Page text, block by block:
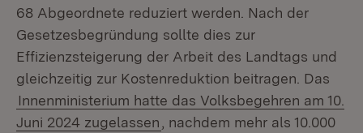
68 Abgeordnete reduziert werden. Nach der
Gesetzesbegründung sollte dies zur
Effizienzsteigerung der Arbeit des Landtags und
gleichzeitig zur Kostenreduktion beitragen. Das
Innenministerium hatte das Volksbegehren am 10.
Juni 2024 zugelassen
, nachdem mehr als 10.000